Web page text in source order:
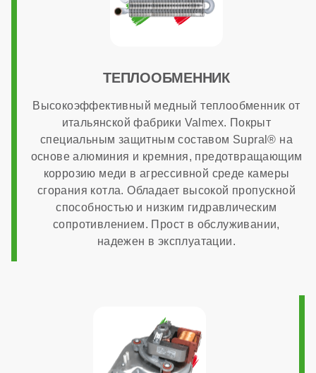
газ
Работа на сжиженном газе
опционально
настенный
ТЕПЛООБМЕННИК
Высокоэффективный медный теплообменник от
итальянской фабрики Valmex. Покрыт
специальным защитным составом Supral® на
основе алюминия и кремния, предотвращающим
коррозию меди в агрессивной среде камеры
сгорания котла. Обладает высокой пропускной
способностью и низким гидравлическим
сопротивлением. Прост в обслуживании,
надежен в эксплуатации.